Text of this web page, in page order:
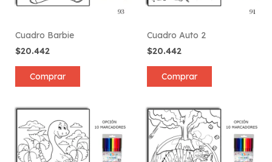
Cuadro Barbie
$20.442
Comprar
Cuadro Auto 2
$20.442
Comprar